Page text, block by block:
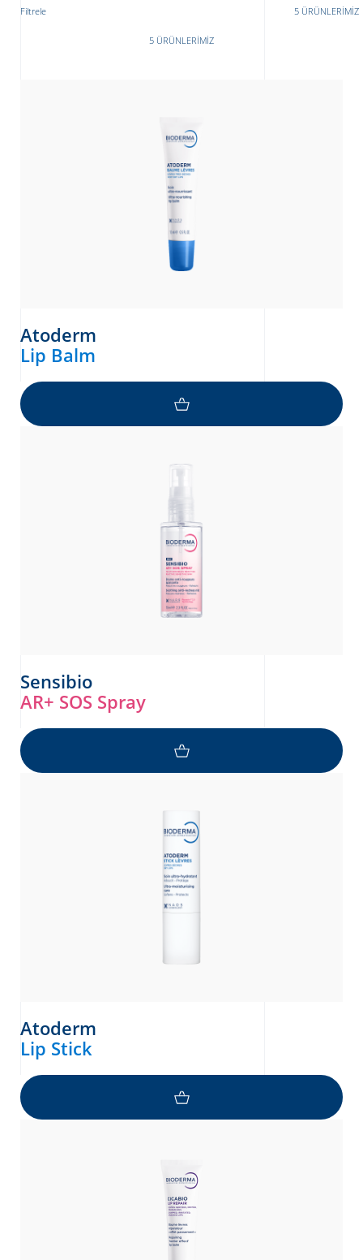
Filtrele 5 ÜRÜNLERIMIZ
5 ÜRÜNLERIMIZ
Atoderm
Lip Balm
Sensibio
AR+ SOS Spray
Atoderm
Lip Stick